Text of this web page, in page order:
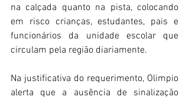
na calçada quanto na pista, colocando
em risco crianças, estudantes, pais e
funcionários da unidade escolar que
circulam pela região diariamente.
Na justificativa do requerimento, Olimpio
alerta que a ausência de sinalização